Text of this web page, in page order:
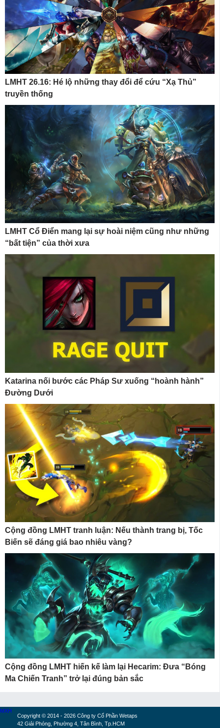
LMHT 26.16: Hé lộ những thay đổi để cứu “Xạ Thủ”
truyền thống
LMHT Cổ Điển mang lại sự hoài niệm cũng như những
“bất tiện” của thời xưa
Katarina nối bước các Pháp Sư xuống “hoành hành”
Đường Dưới
Cộng đồng LMHT tranh luận: Nếu thành trang bị, Tốc
Biến sẽ đáng giá bao nhiêu vàng?
Cộng đồng LMHT hiến kế làm lại Hecarim: Đưa “Bóng
Ma Chiến Tranh” trở lại đúng bản sắc
Copyright © 2014 - 2026 Công ty Cổ Phần Wetaps
42 Giải Phóng, Phường 4, Tân Bình, Tp.HCM
MXH